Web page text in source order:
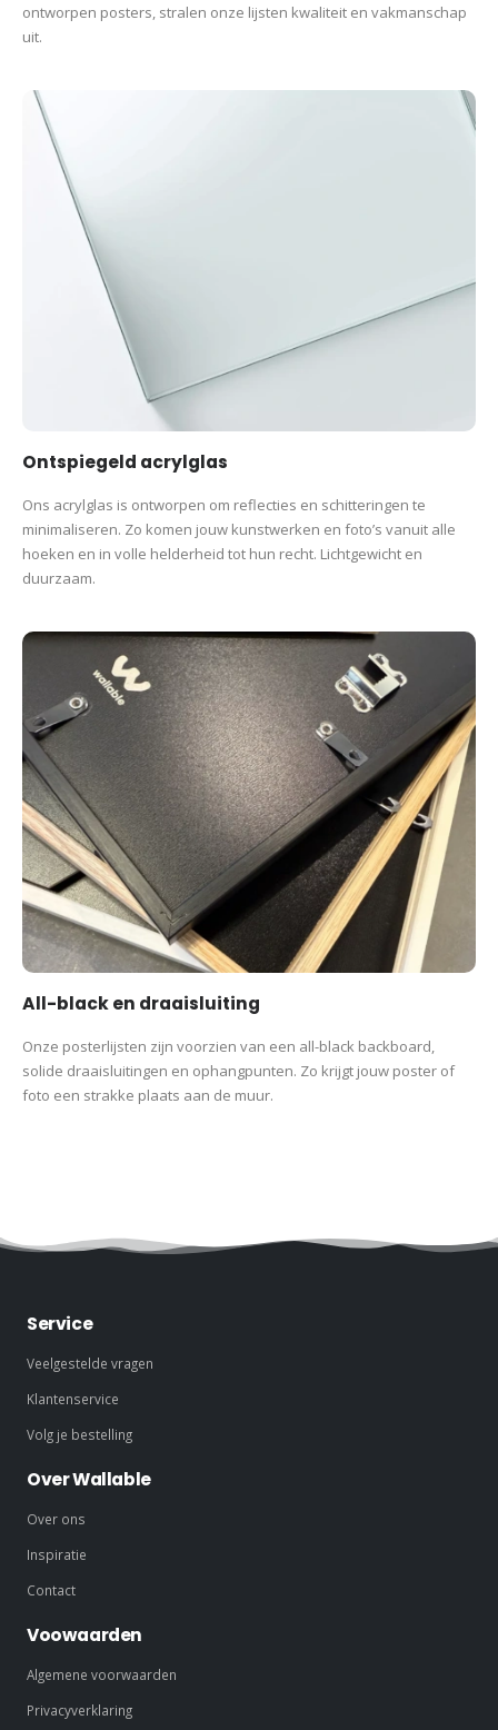
ontworpen posters, stralen onze lijsten kwaliteit en vakmanschap
uit.
Ontspiegeld acrylglas
Ons acrylglas is ontworpen om reflecties en schitteringen te
minimaliseren. Zo komen jouw kunstwerken en foto’s vanuit alle
hoeken en in volle helderheid tot hun recht. Lichtgewicht en
duurzaam.
All-black en draaisluiting
Onze posterlijsten zijn voorzien van een all-black backboard,
solide draaisluitingen en ophangpunten. Zo krijgt jouw poster of
foto een strakke plaats aan de muur.
Service
Veelgestelde vragen
Klantenservice
Volg je bestelling
Over Wallable
Over ons
Inspiratie
Contact
Voowaarden
Algemene voorwaarden
Privacyverklaring